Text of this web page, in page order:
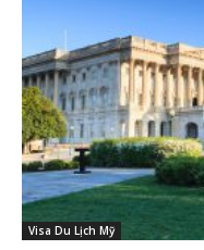
Visa Du Lịch Mỹ